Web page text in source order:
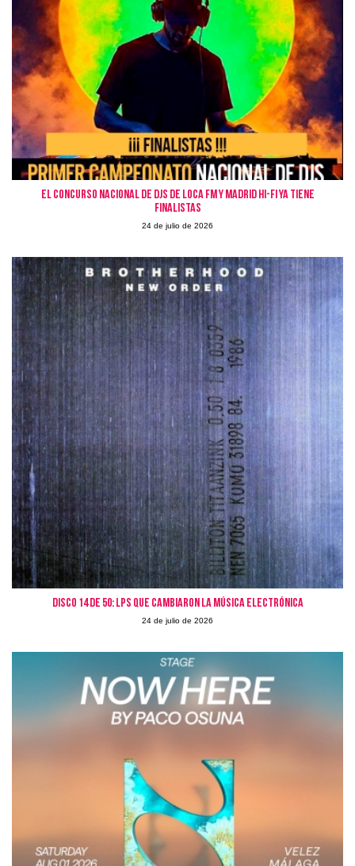
El Concurso Nacional de DJs de Loca FM y Madrid Hi-Fi ya tiene
finalistas
24 de julio de 2026
Disco 14 de 50: LPs que cambiaron la Música Electrónica
24 de julio de 2026